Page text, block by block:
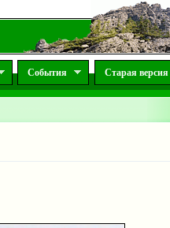
События Старая версия